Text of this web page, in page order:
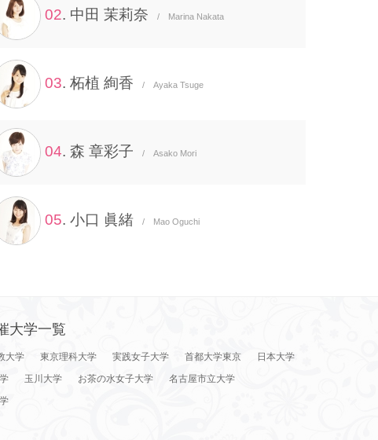
02. 中田 茉莉奈 / Marina Nakata
03. 柘植 絢香 / Ayaka Tsuge
04. 森 章彩子 / Asako Mori
05. 小口 眞緒 / Mao Oguchi
大学一覧
大学 東京理科大学 実践女子大学 首都大学東京
日本大学
玉川大学 お茶の水女子大学
名古屋市立大学